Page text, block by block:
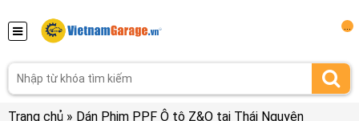
Trang chủ » Dán Phim PPF Ô tô Z&O tại Thái Nguyên